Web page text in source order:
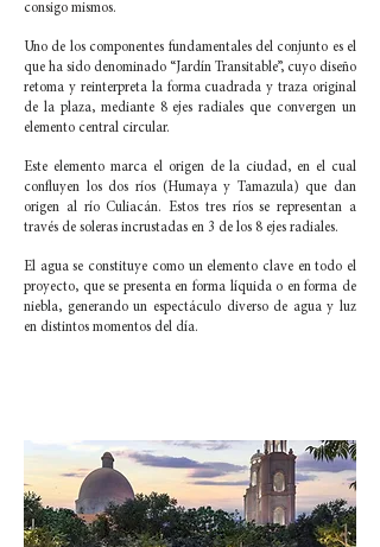
consigo mismos.
Uno de los componentes fundamentales del conjunto es el
que ha sido denominado “Jardín Transitable”, cuyo diseño
retoma y reinterpreta la forma cuadrada y traza original
de la plaza, mediante 8 ejes radiales que convergen un
elemento central circular.
Este elemento marca el origen de la ciudad, en el cual
confluyen los dos ríos (Humaya y Tamazula) que dan
origen al río Culiacán. Estos tres ríos se representan a
través de soleras incrustadas en 3 de los 8 ejes radiales.
El agua se constituye como un elemento clave en todo el
proyecto, que se presenta en forma líquida o en forma de
niebla, generando un espectáculo diverso de agua y luz
en distintos momentos del día.